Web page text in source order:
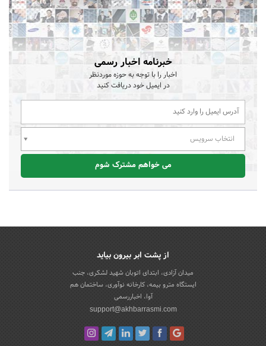
خبرنامه اخبار رسمی
اخبار را با توجه به حوزه موردنظر
در ایمیل خود دریافت کنید
انتخاب سرویس
می خواهم مشترک شوم
از پشت ابر بیرون بیاید
میدان آزادی، ابتدای اتوبان شهید لشکری، جنب
ایستگاه مترو بیمه، کارخانه نوآوری، ساختمان هم
آوا، اخباررسمی
support@akhbarrasmi.com